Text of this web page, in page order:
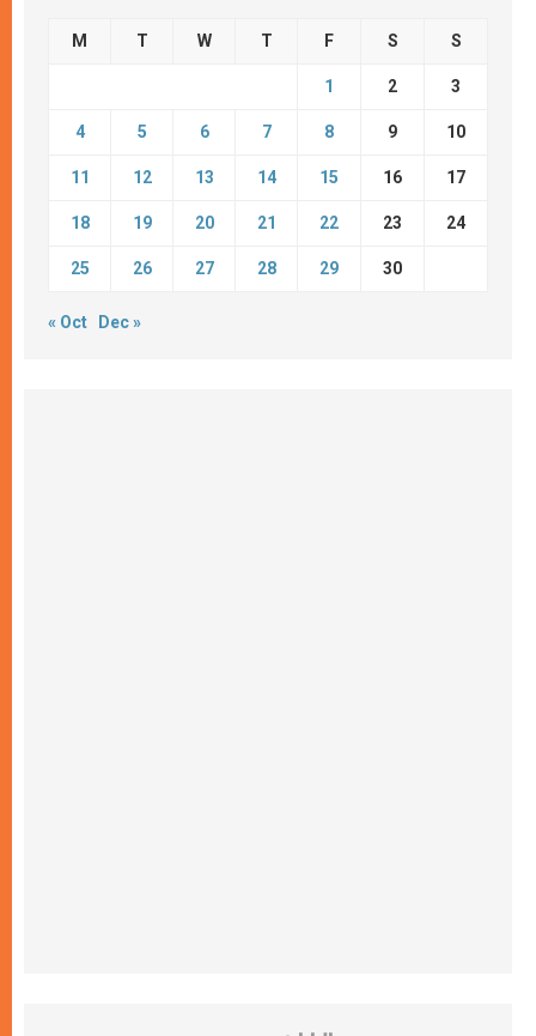
M T W T F S S
1 2 3
4 5 6 7 8 9 10
11 12 13 14 15 16 17
18 19 20 21 22 23 24
25 26 27 28 29 30
« Oct Dec »